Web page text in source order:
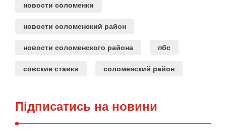
новости соломенки
новости соломенский район
новости соломенского района пбс
совские ставки соломенский район
Підписатись на новини